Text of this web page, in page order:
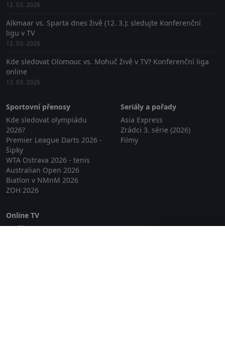
12. 03. 2026
Alkmaar vs. Sparta dnes živě (12. 3.): sledujte Konferenční
ligu v TV
12. 03. 2026
Kde sledovat Olomouc vs. Mohuč živě v TV? Konferenční liga
online
12. 03. 2026
Sportovní přenosy
Kde sledovat olympiádu
2026?
Premier League Darts 2026 -
šipky
WTA Ostrava 2026 - tenis
Australian Open 2026
Biatlon v NMnM 2026
ZOH 2026
Seriály a pořady
Asia Express
Zrádci 3. série (2026)
Filmy
Online TV
Lepší.TV